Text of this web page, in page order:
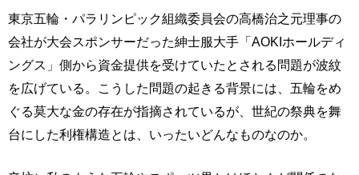
東京五輪・パラリンピック組織委員会の高橋治之元理事の
会社が大会スポンサーだった紳士服大手「AOKIホールディ
ングス」側から資金提供を受けていたとされる問題が波紋
を広げている。こうした問題の起きる背景には、五輪をめ
ぐる莫大な金の存在が指摘されているが、世紀の祭典を舞
台にした利権構造とは、いったいどんなものなのか。